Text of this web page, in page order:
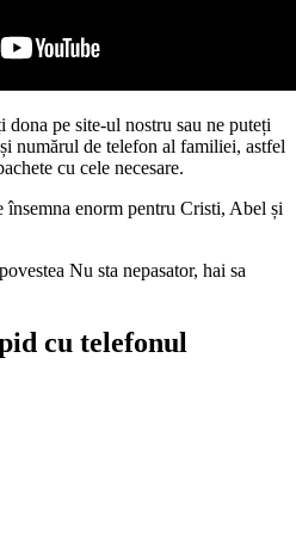
pe site-ul nostru sau ne puteți
numărul de telefon al familiei, astfel
cu cele necesare.
însemna enorm pentru Cristi, Abel și
Nu sta nepasator, hai sa
cu telefonul